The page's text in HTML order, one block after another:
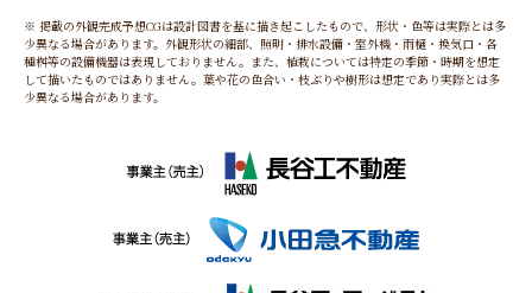
掲載の外観完成予想CGは設計図書を基に描き起こしたもので、形状・色等は実際とは多
少異なる場合があります。外観形状の細部、照明・排水設備・室外機・雨樋・換気口・各
種桝等の設備機器は表現しておりません。また、植栽については特定の季節・時期を想定
して描いたものではありません。葉や花の色合い・枝ぶりや樹形は想定であり実際とは多
少異なる場合があります。